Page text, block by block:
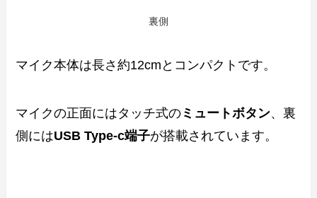
裏側
マイク本体は長さ約12cmとコンパクトです。
マイクの正面にはタッチ式の ミュートボタン、裏
側にはUSB Type-c端子が搭載されています。